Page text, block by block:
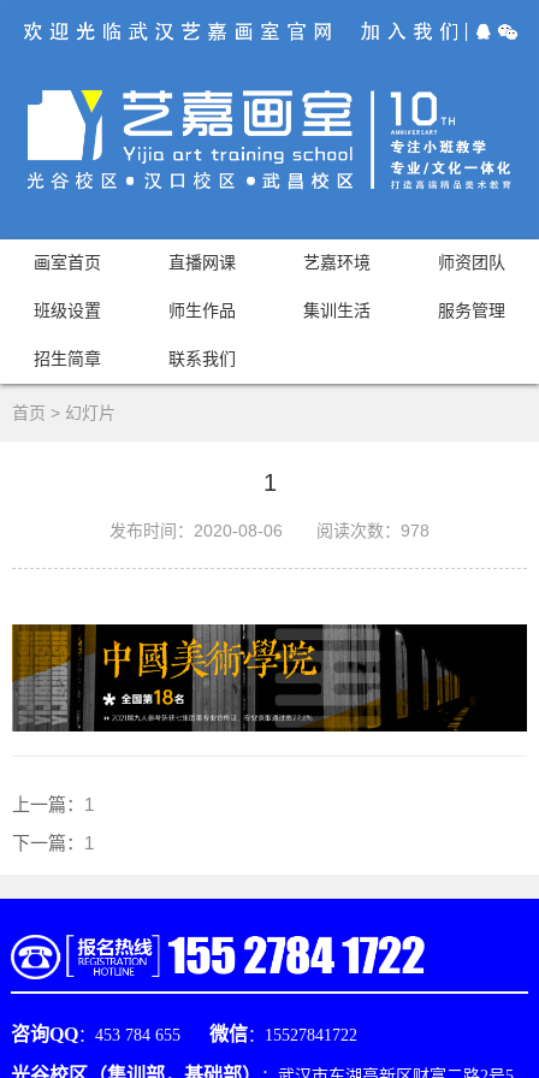
画室首页 直播网课 艺嘉环境 师资团队
班级设置 师生作品 集训生活 服务管理
招生简章 联系我们
首页 > 幻灯片
1
发布时间：2020-08-06 阅读次数： 978
上一篇： 1
下一篇： 1
咨询QQ：453 784 655 微信：15527841722